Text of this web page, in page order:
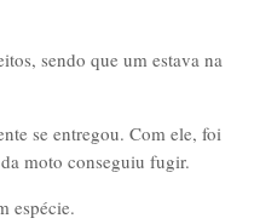
sendo que um estava na
se entregou. Com ele, foi
moto conseguiu fugir.
espécie.